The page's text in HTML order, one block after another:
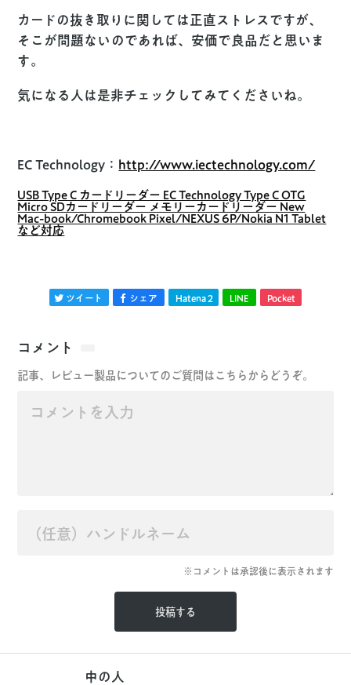
カードの抜き取りに関しては正直ストレスですが、
そこが問題ないのであれば、安価で良品だと思いま
す。
気になる人は是非チェックしてみてくださいね。
EC Technology： http://www.iectechnology.com/
USB Type C カードリーダー EC Technology Type C OTG
Micro SDカードリーダー メモリーカードリーダー New
Mac-book/Chromebook Pixel/NEXUS 6P/Nokia N1 Tablet
など対応
ツイート シェア Hatena 2 LINE Pocket
コメント
記事、レビュー製品についてのご質問はこちらからどうぞ。
※コメントは承認後に表示されます
中の人